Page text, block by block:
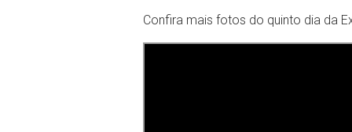
Confira mais fotos do quinto dia da